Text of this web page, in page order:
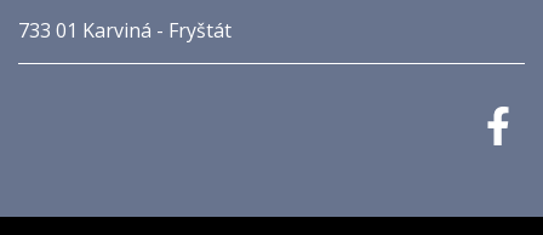
733 01 Karviná - Fryštát